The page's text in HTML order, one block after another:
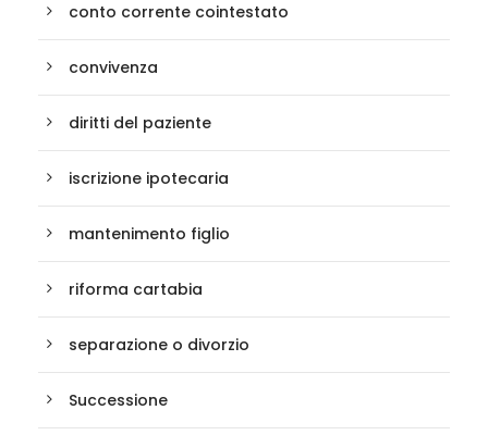
conto corrente cointestato
convivenza
diritti del paziente
iscrizione ipotecaria
mantenimento figlio
riforma cartabia
separazione o divorzio
Successione